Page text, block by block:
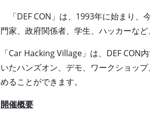
「DEF CON」は、1993年に始まり、
門家、政府関係者、学生、ハッカーな
「Car Hacking Village」は、DEF
いたハンズオン、デモ、ワークショッ
めることができます。
開催概要